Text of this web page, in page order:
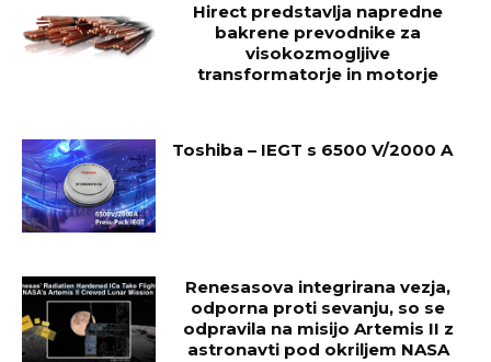
Hirect predstavlja napredne
bakrene prevodnike za
visokozmogljive
transformatorje in motorje
Toshiba – IEGT s 6500 V/2000 A
Renesasova integrirana vezja,
odporna proti sevanju, so se
odpravila na misijo Artemis II z
astronavti pod okriljem NASA